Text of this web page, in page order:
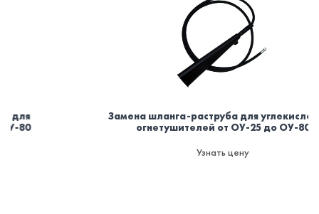
Замена шланга-раструба для углекислотных
огнетушителей от ОУ-25 до ОУ-80